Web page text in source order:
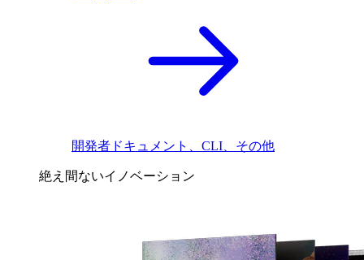
開発者ドキュメント、CLI、その他
絶え間ないイノベーション